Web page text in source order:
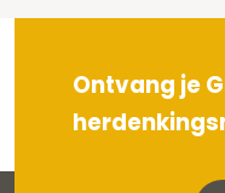
Ontvang je